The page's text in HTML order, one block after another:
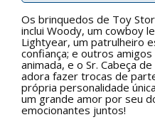
Os brinquedos de Toy
inclui Woody, um cowboy
Lightyear, um patrulheiro
confiança; e outros
animada, e o Sr. Cabeça
adora fazer trocas de
própria personalidade
um grande amor por seu
emocionantes juntos!